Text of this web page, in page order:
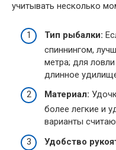
учитывать несколько
Тип рыбалки:
спиннингом,
метра; для
длинное
Материал:
более легкие и
варианты
Удобство